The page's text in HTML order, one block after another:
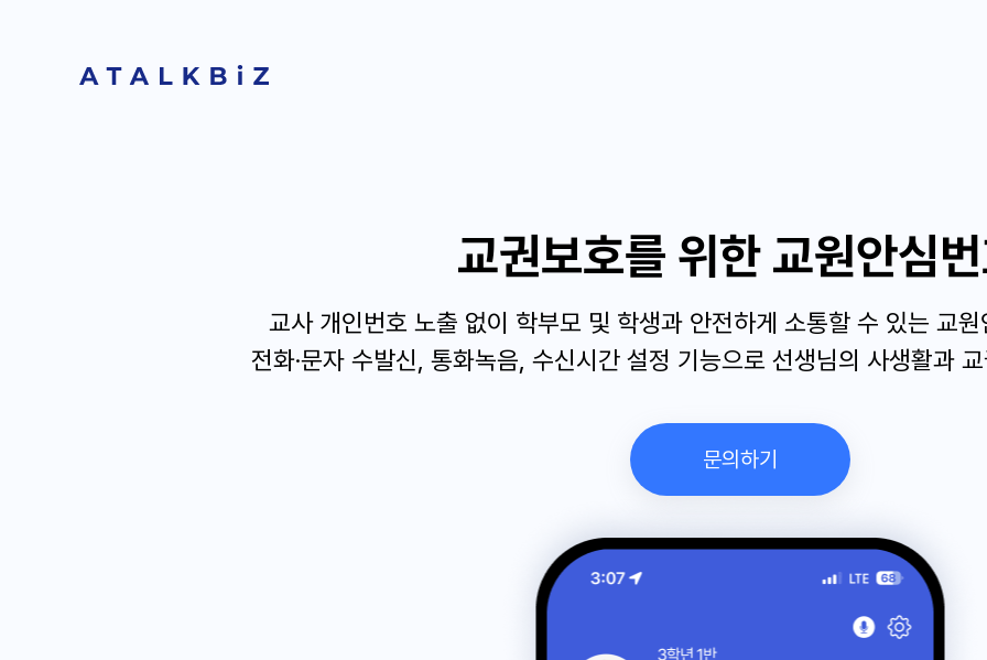
교권보호를 위한 교원안심
교사 개인번호 노출 없이 학부모 및 학생과 안전하게 소통할 수 있는 교
전화·문자 수발신, 통화녹음, 수신시간 설정 기능으로 선생님의 사생활과
문의하기